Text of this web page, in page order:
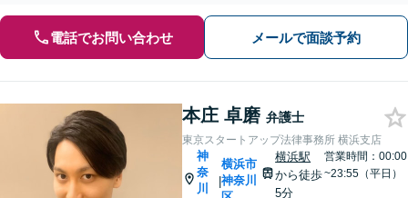
電話でお問い合わせ メールで面談予約
本庄 卓磨 弁護士
東京スタートアップ法律事務所 横浜支店
神
奈
川
|
横浜市
神奈川
横浜駅
から徒歩
5分
営業時間：00:00
~23:55（平日）